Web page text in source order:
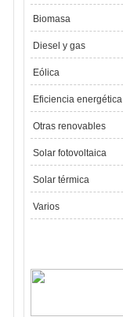
Biomasa
Diesel y gas
Eólica
Eficiencia energética
Otras renovables
Solar fotovoltaica
Solar térmica
Varios